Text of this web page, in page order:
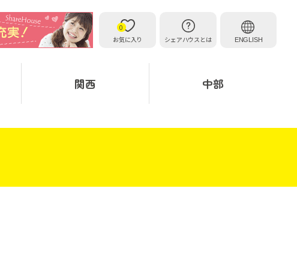
お気に入り
0
シェアハウスとは
ENGLISH
関西 中部